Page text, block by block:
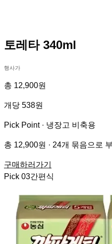
토레타 340ml
행사가
총 12,900원
개당 538원
Pick Point · 냉장고 비축용
총 12,900원 · 24개 묶음으로
구매하러가기
Pick 03간편식